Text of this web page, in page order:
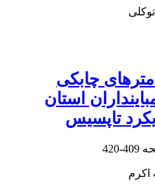
چابکی
استان
تاپسیس
409-420
اکرم